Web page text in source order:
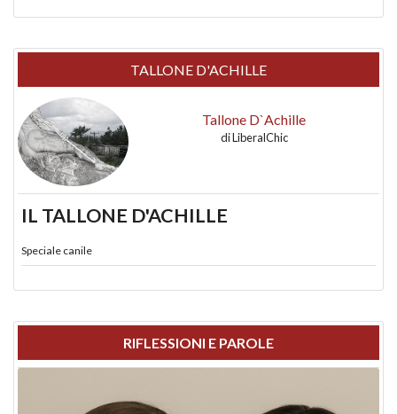
TALLONE D'ACHILLE
Tallone D`Achille
diLiberalChic
IL TALLONE D'ACHILLE
Speciale canile
RIFLESSIONI E PAROLE